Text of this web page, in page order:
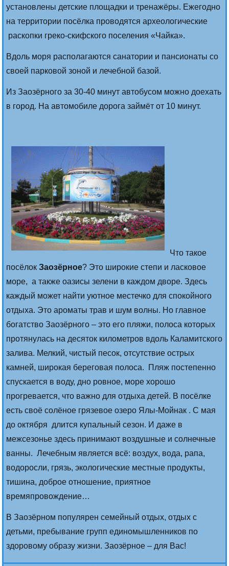
установлены детские площадки и тренажёры. Ежегодно
на территории посёлка проводятся археологические
раскопки греко-скифского поселения «Чайка».
Вдоль моря располагаются санатории и пансионаты со
своей парковой зоной и лечебной базой.
Из Заозёрного за 30-40 минут автобусом можно доехать
в город. На автомобиле дорога займёт от 10 минут.
Что такое
посёлокЗаозёрное? Это широкие степи и ласковое
море, а также оазисы зелени в каждом дворе. Здесь
каждый может найти уютное местечко для спокойного
отдыха. Это ароматы трав и шум волны. Но главное
богатство Заозёрного – это его пляжи, полоса которых
протянулась на десяток километров вдоль Каламитского
залива. Мелкий, чистый песок, отсутствие острых
камней, широкая береговая полоса. Пляж постепенно
спускается в воду, дно ровное, море хорошо
прогревается, что важно для отдыха детей. В посёлке
есть своё солёное грязевое озеро Ялы-Мойнак . С мая
до октября длится купальный сезон. И даже в
межсезонье здесь принимают воздушные и солнечные
ванны. Лечебным является всё: воздух, вода, рапа,
водоросли, грязь, экологические местные продукты,
тишина, доброе отношение, приятное
времяпровождение…
В Заозёрном популярен семейный отдых, отдых с
детьми, пребывание групп единомышленников по
здоровому образу жизни. Заозёрное – для Вас!